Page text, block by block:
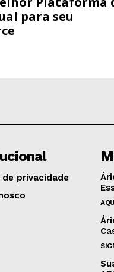
para seu
privacidade